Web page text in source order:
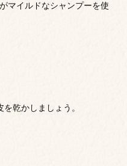
マイルドなシャンプーを使
乾かしましょう。